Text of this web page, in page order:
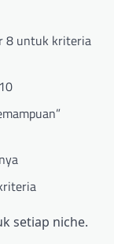
8 untuk kriteria
setiap niche.